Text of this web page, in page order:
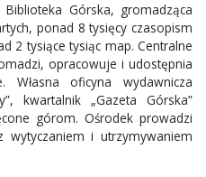
Górska, gromadząca
ponad 8 tysięcy czasopism
2 tysiące tysiąc map. Centralne
opracowuje i udostępnia
Własna oficyna wydawnicza
kwartalnik „Gazeta Górska”
górom. Ośrodek prowadzi
wytyczaniem i utrzymywaniem